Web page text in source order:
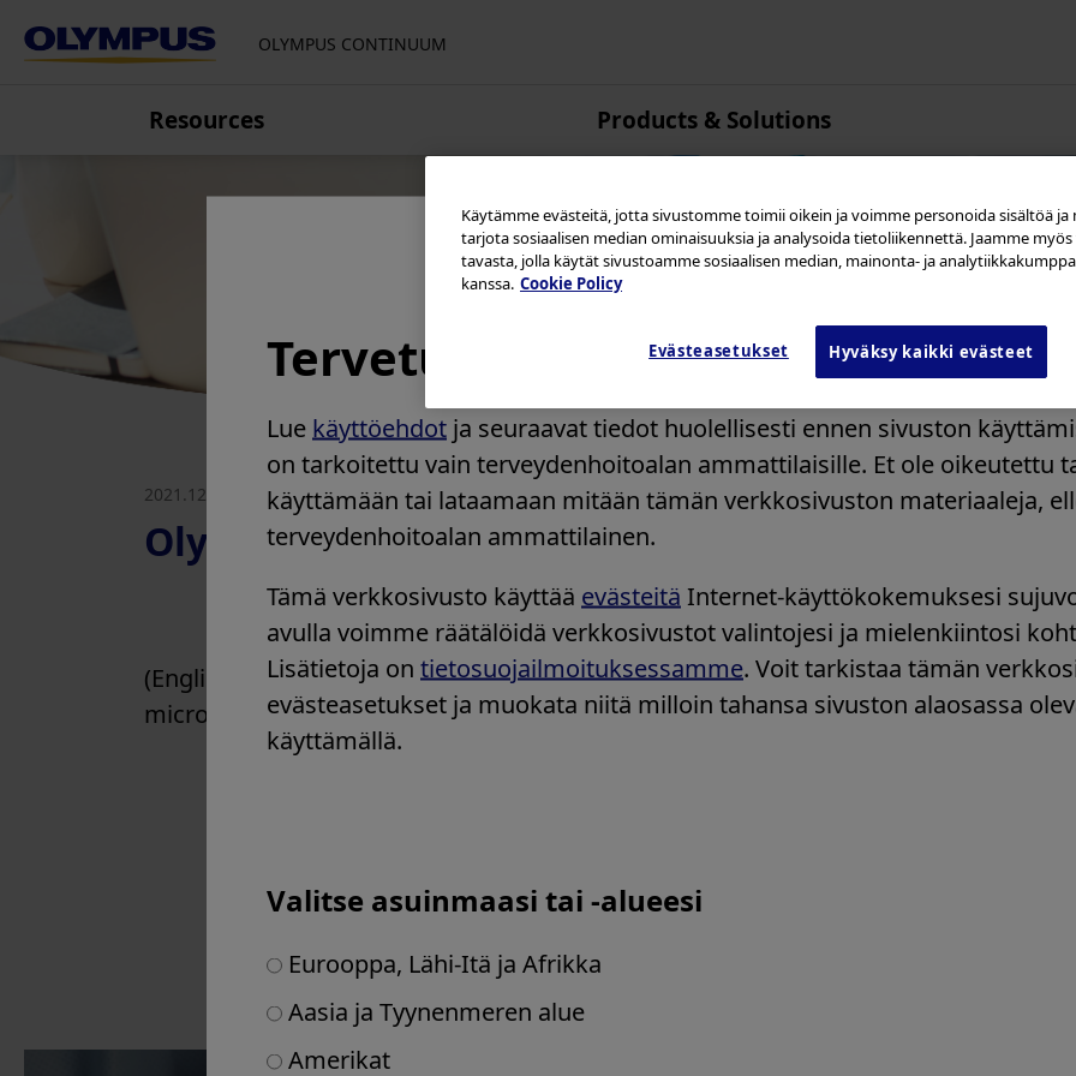
OLYMPUS CONTINUUM
Resources Products & Solutions
Kroatia
Italia
Slovenia
Yhdistynyt kuningaskunta ja
Muut Euroopan maat
Lähi-itä
Kiina
Hongkong
Malesia
Uusi-Seelanti
Singapore
Taiwan
Vietnam
Muut Aasian maat
Muut Oseanian maat
2021.12.20
Olympuksen verkkosivut infektion torjuntaan
(English) With this platform, Olympus provides information in the areas of infection
microbiology, combining data-driven, practical advice and training with clinical
Tervetuloa Olympus Continuum
Lue käyttöehdot ja seuraavat tiedot huolellisesti ennen sivuston
on tarkoitettu vain terveydenhoitoalan ammattilaisille. Et ole oikeutettu
käyttämään tai lataamaan mitään tämän verkkosivuston materiaaleja,
terveydenhoitoalan ammattilainen.
Tämä verkkosivusto käyttää evästeitä Internet-käyttökokemuksesi
avulla voimme räätälöidä verkkosivustot valintojesi ja mielenkiintosi
Lisätietoja on tietosuojailmoituksessamme. Voit tarkistaa tämän
evästeasetukset ja muokata niitä milloin tahansa sivuston alaosassa
käyttämällä.
Valitse asuinmaasi tai -alueesi
Eurooppa, Lähi-Itä ja Afrikka
Aasia ja Tyynenmeren alue
Amerikat
Käytämme evästeitä, jotta sivustomme toimii oikein ja voimme personoida sisältöä ja
tarjota sosiaalisen median ominaisuuksia ja analysoida tietoliikennettä. Jaamme
tavasta, jolla käytät sivustoamme sosiaalisen median, mainonta- ja
kanssa. Cookie Policy
Evästeasetukset Hyväksy kaikki evästeet